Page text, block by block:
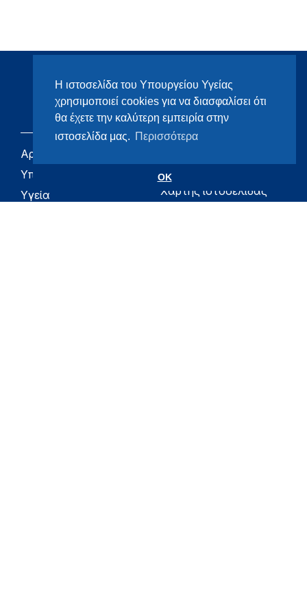
Η ιστοσελίδα του Υπουργείου Υγείας
χρησιμοποιεί cookies για να διασφαλίσει ότι
θα έχετε την καλύτερη εμπειρία στην
ιστοσελίδα μας. Περισσότερα
OK
Αρχική
Υπουργείο
Υγεία
Υγεία
Χάρτης ιστοσελίδας